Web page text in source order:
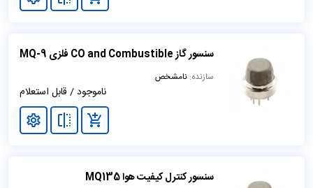
سنسور گاز CO and Combustible فلزی MQ-9
سازنده: نامشخص
ناموجود / قابل استعلام
سنسور کنترل کیفیت هوا MQ135